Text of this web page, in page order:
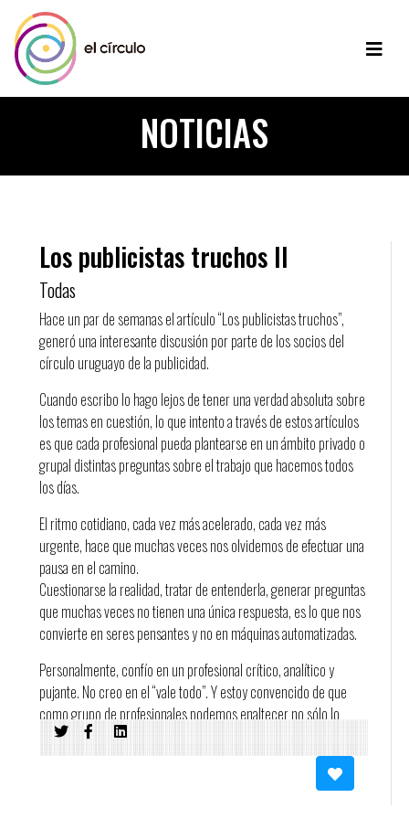
NOTICIAS
Los publicistas truchos II
Todas
Hace un par de semanas el artículo “Los publicistas truchos”,
generó una interesante discusión por parte de los socios del
círculo uruguayo de la publicidad.
Cuando escribo lo hago lejos de tener una verdad absoluta sobre
los temas en cuestión, lo que intento a través de estos artículos
es que cada profesional pueda plantearse en un ámbito privado o
grupal distintas preguntas sobre el trabajo que hacemos todos
los días.
El ritmo cotidiano, cada vez más acelerado, cada vez más
urgente, hace que muchas veces nos olvidemos de efectuar una
pausa en el camino.
Cuestionarse la realidad, tratar de entenderla, generar preguntas
que muchas veces no tienen una única respuesta, es lo que nos
convierte en seres pensantes y no en máquinas automatizadas.
Personalmente, confío en un profesional crítico, analítico y
pujante. No creo en el “vale todo”. Y estoy convencido de que
como grupo de profesionales podemos enaltecer no sólo lo
referente a nuestra profesión, sino también a nuestra cultura.
Hoy un gran colega, pero por sobre todo un gran amigo, me pasó
el link de un par de artículos publicados en adlatina.com.